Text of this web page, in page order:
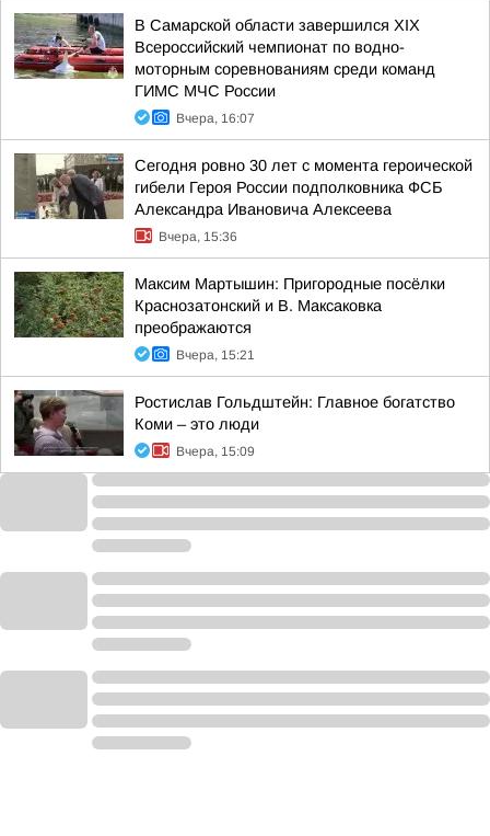
В Самарской области завершился XIХ
Всероссийский чемпионат по водно-
моторным соревнованиям среди команд
ГИМС МЧС России
Вчера, 16:07
Сегодня ровно 30 лет с момента героической
гибели Героя России подполковника ФСБ
Александра Ивановича Алексеева
Вчера, 15:36
Максим Мартышин: Пригородные посёлки
Краснозатонский и В. Максаковка
преображаются
Вчера, 15:21
Ростислав Гольдштейн: Главное богатство
Коми – это люди
Вчера, 15:09